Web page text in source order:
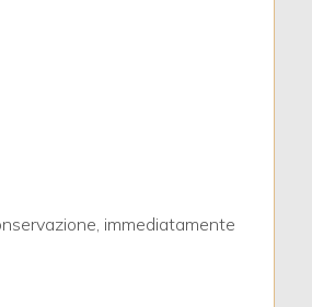
immediatamente